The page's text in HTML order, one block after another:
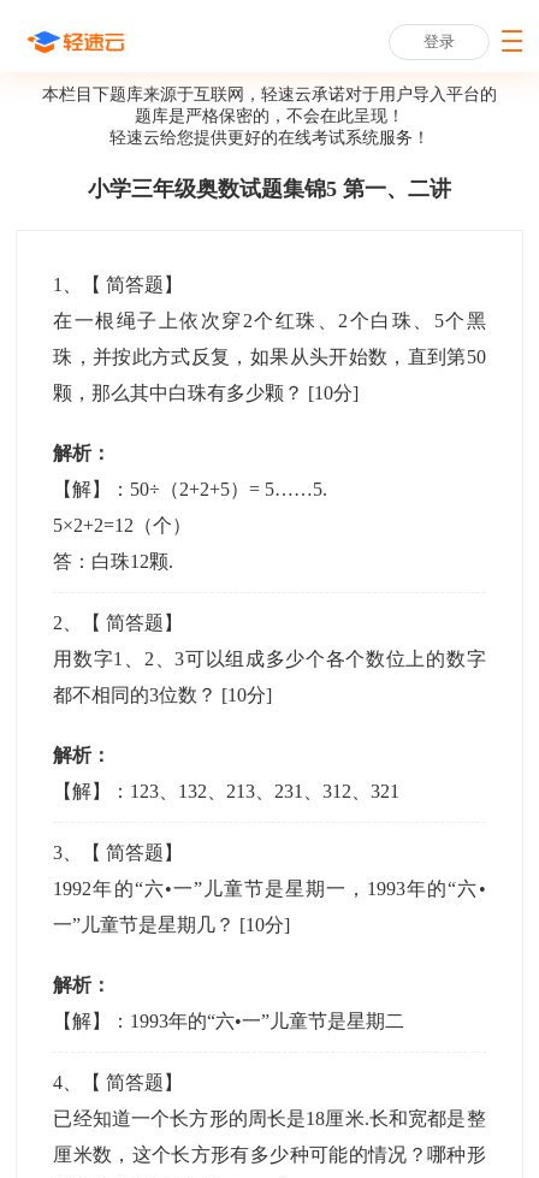
登录
本栏目下题库来源于互联网，轻速云承诺对于用户导入平台的
题库是严格保密的，不会在此呈现！
轻速云给您提供更好的在线考试系统服务！
小学三年级奥数试题集锦5 第一、二讲
1 、【简答题 】
在一根绳子上依次穿2个红珠、2个白珠、5个黑
珠，并按此方式反复，如果从头开始数，直到第50
颗，那么其中白珠有多少颗？ [10分]
解析：
【解】：50÷（2+2+5）= 5……5.
5×2+2=12（个）
答：白珠12颗.
2 、【简答题 】
用数字1、2、3可以组成多少个各个数位上的数字
都不相同的3位数？ [10分]
解析：
【解】：123、132、213、231、312、321
3 、【简答题 】
1992年的“六•一”儿童节是星期一，1993年的“六•
一”儿童节是星期几？ [10分]
解析：
【解】：1993年的“六•一”儿童节是星期二
4 、【简答题 】
已经知道一个长方形的周长是18厘米.长和宽都是整
厘米数，这个长方形有多少种可能的情况？哪种形